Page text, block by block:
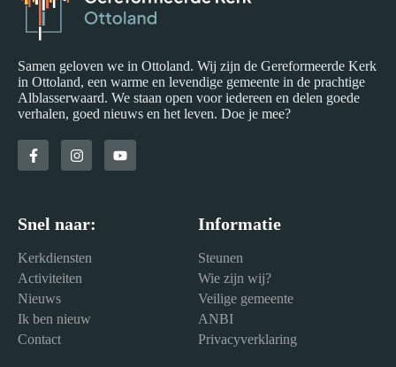
Samen geloven we in Ottoland. Wij zijn de Gereformeerde Kerk
in Ottoland, een warme en levendige gemeente in de prachtige
Alblasserwaard. We staan open voor iedereen en delen goede
verhalen, goed nieuws en het leven. Doe je mee?
Snel naar:
Kerkdiensten
Activiteiten
Nieuws
Ik ben nieuw
Contact
Informatie
Steunen
Wie zijn wij?
Veilige gemeente
ANBI
Privacyverklaring